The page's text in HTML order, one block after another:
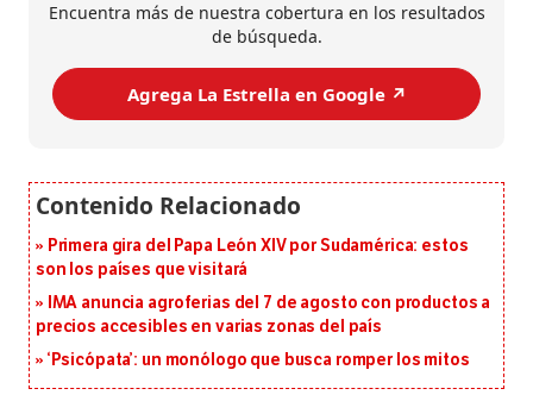
Encuentra más de nuestra cobertura en los resultados
de búsqueda.
Agrega La Estrella en Google ↗️
Primera gira del Papa León XIV por Sudamérica: estos
son los países que visitará
IMA anuncia agroferias del 7 de agosto con productos a
precios accesibles en varias zonas del país
‘Psicópata’: un monólogo que busca romper los mitos